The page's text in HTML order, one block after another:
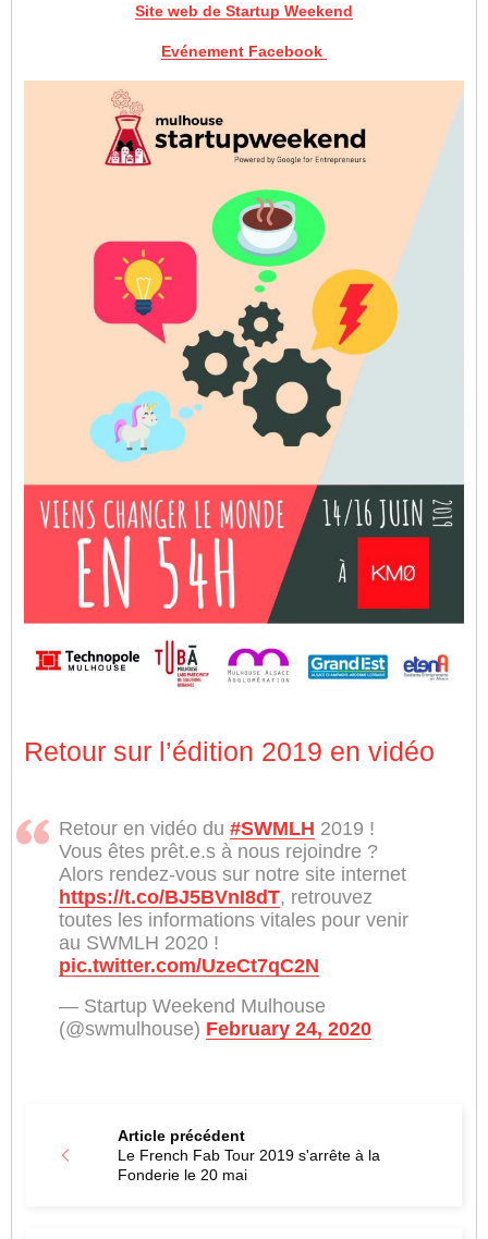
Site web de Startup Weekend
Evénement Facebook
Retour sur l’édition 2019 en vidéo
Retour en vidéo du #SWMLH 2019 !
Vous êtes prêt.e.s à nous rejoindre ?
Alors rendez-vous sur notre site internet
https://t.co/BJ5BVnI8dT, retrouvez
toutes les informations vitales pour venir
au SWMLH 2020 !
pic.twitter.com/UzeCt7qC2N
— Startup Weekend Mulhouse
(@swmulhouse) February 24, 2020
Article précédent
Le French Fab Tour 2019 s'arrête à la
Fonderie le 20 mai